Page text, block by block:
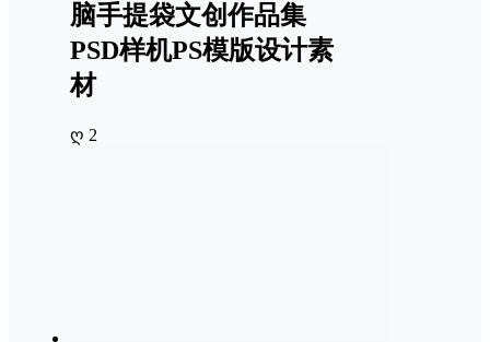
脑手提袋文创作品集
PSD样机PS模版设计素
材
ღ 2